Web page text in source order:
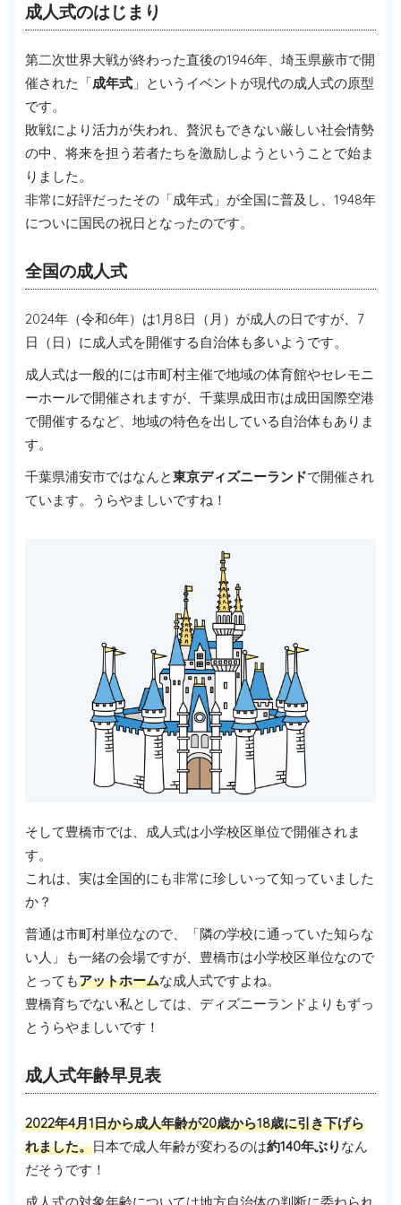
成人式のはじまり
第二次世界大戦が終わった直後の1946年、埼玉県蕨市で開
催された「成年式 」というイベントが現代の成人式の原型
です。
敗戦により活力が失われ、贅沢もできない厳しい社会情勢
の中、将来を担う若者たちを激励しようということで始ま
りました。
非常に好評だったその「成年式」が全国に普及し、1948年
についに国民の祝日となったのです。
全国の成人式
2024年（令和6年）は1月8日（月）が成人の日ですが、7
日（日）に成人式を開催する自治体も多いようです。
成人式は一般的には市町村主催で地域の体育館やセレモニ
ーホールで開催されますが、千葉県成田市は成田国際空港
で開催するなど、地域の特色を出している自治体もありま
す。
千葉県浦安市ではなんと東京ディズニーランドで開催され
ています。うらやましいですね！
そして豊橋市では、成人式は小学校区単位で開催されま
す。
これは、実は全国的にも非常に珍しいって知っていました
か？
普通は市町村単位なので、「隣の学校に通っていた知らな
い人」も一緒の会場ですが、豊橋市は小学校区単位なので
とってもアットホームな成人式ですよね。
豊橋育ちでない私としては、ディズニーランドよりもずっ
とうらやましいです！
成人式年齢早見表
2022年4月1日から成人年齢が20歳から18歳に引き下げら
れました。日本で成人年齢が変わるのは約140年ぶり なん
だそうです！